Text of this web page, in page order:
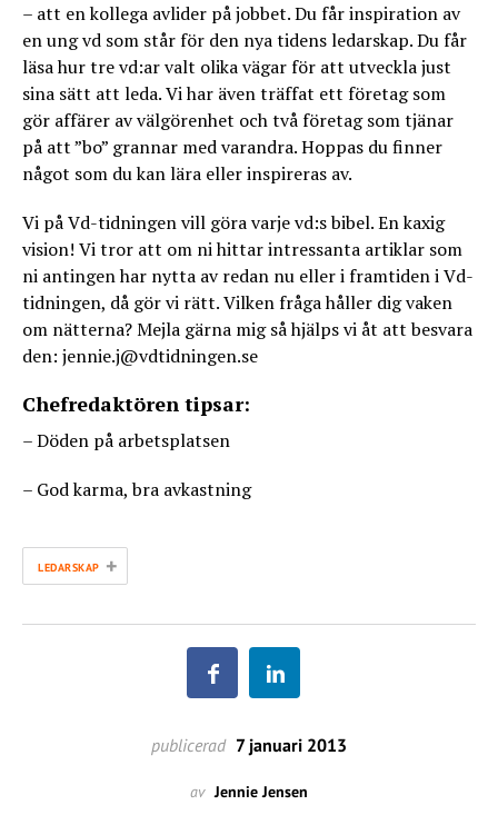
– att en kollega avlider på jobbet. Du får inspiration av
en ung vd som står för den nya tidens ledarskap. Du får
läsa hur tre vd:ar valt olika vägar för att utveckla just
sina sätt att leda. Vi har även träffat ett företag som
gör affärer av välgörenhet och två företag som tjänar
på att ”bo” grannar med varandra. Hoppas du finner
något som du kan lära eller inspireras av.
Vi på Vd-tidningen vill göra varje vd:s bibel. En kaxig
vision! Vi tror att om ni hittar intressanta artiklar som
ni antingen har nytta av redan nu eller i framtiden i Vd-
tidningen, då gör vi rätt. Vilken fråga håller dig vaken
om nätterna? Mejla gärna mig så hjälps vi åt att besvara
den: jennie.j@vdtidningen.se
Chefredaktören tipsar:
– Döden på arbetsplatsen
– God karma, bra avkastning
LEDARSKAP +
publicerad 7 januari 2013
av Jennie Jensen